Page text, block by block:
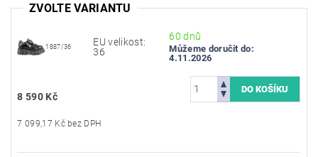
ZVOLTE VARIANTU
1887/36
EU velikost:
36
60 dnů
Můžeme doručit do:
4.11.2026
8 590 Kč
7 099,17 Kč bez DPH